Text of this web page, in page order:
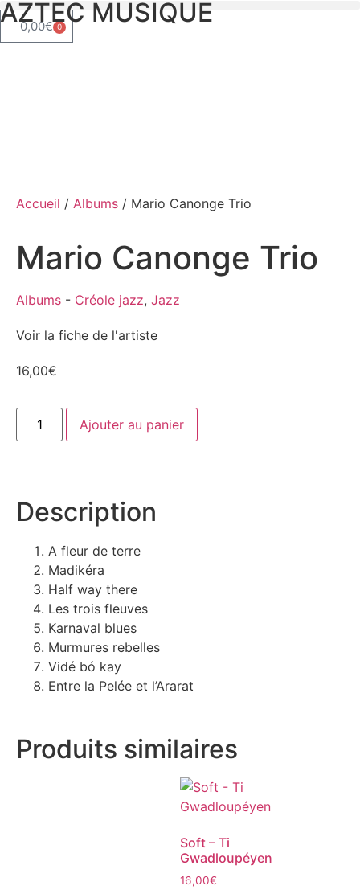
AZTEC MUSIQUE
0,00€ 0
Accueil / Albums / Mario Canonge Trio
Mario Canonge Trio
Albums - Créole jazz, Jazz
Voir la fiche de l'artiste
16,00€
Ajouter au panier
Produits similaires
Soft – Ti
Gwadloupéyen
16,00€
Description
A fleur de terre
Madikéra
Half way there
Les trois fleuves
Karnaval blues
Murmures rebelles
Vidé bó kay
Entre la Pelée et l’Ararat